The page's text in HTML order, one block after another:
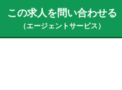
この求人を問い合わせる
（エージェントサービス）